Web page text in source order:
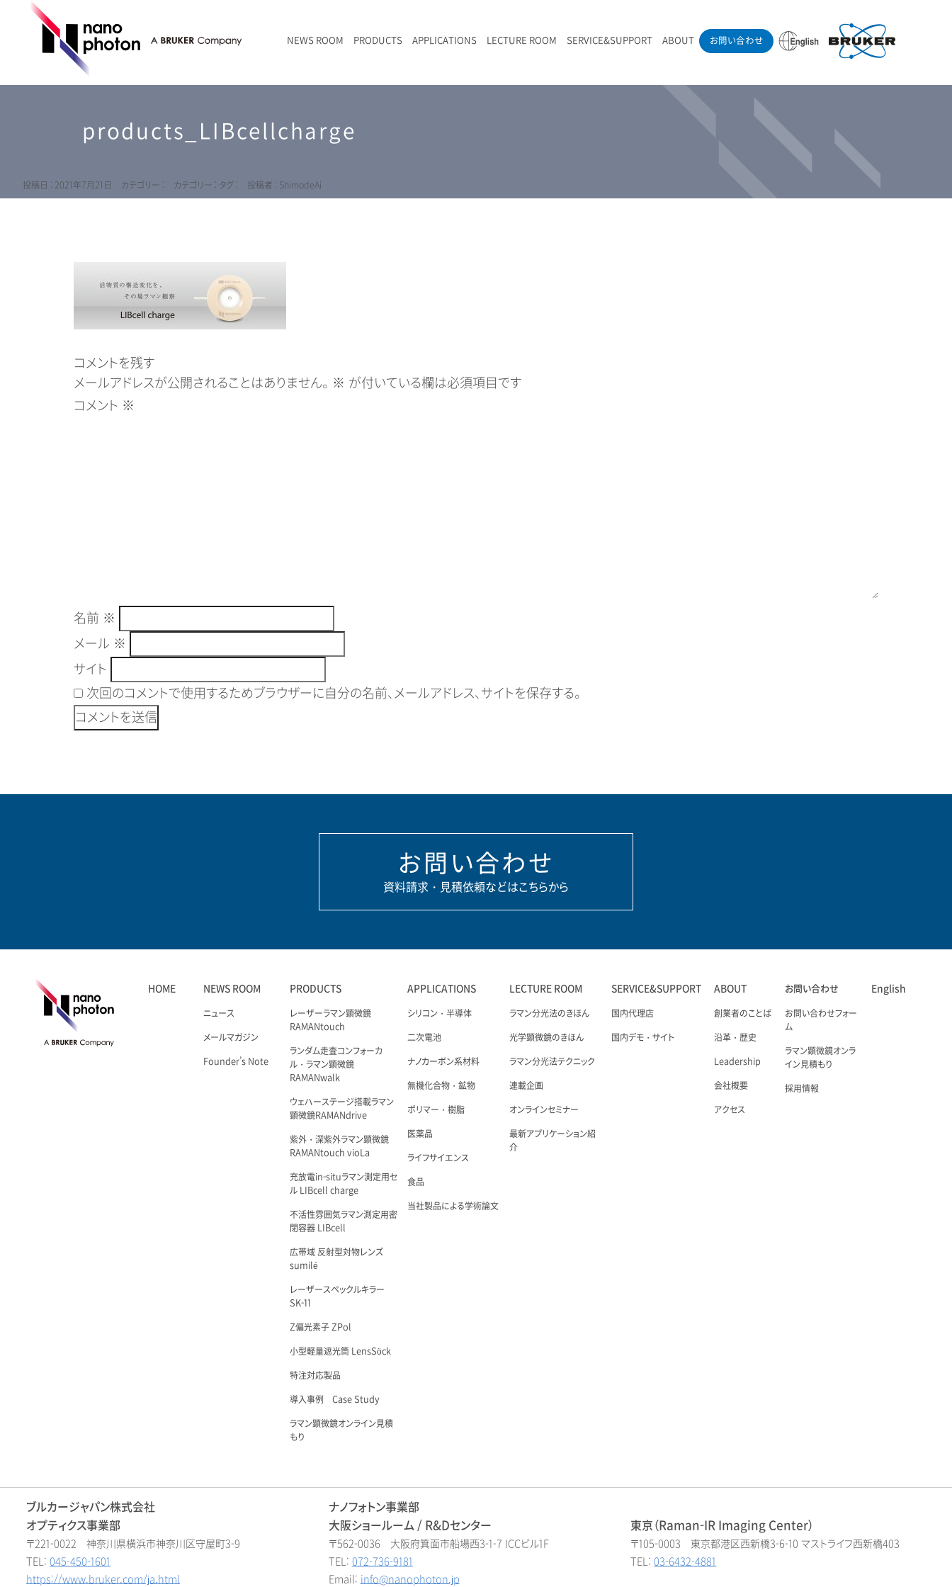
NEWS ROOM PRODUCTS
RAMANdrive | ウェハーステージ搭載ラマン顕微鏡
RAMANtouch vioLa | 紫外・深紫外ラマン顕微鏡
LIBcell charge | 充放電in-situラマン測定用セル
LIBcell | 不活性雰囲気ラマン測定用密閉容器
sumilé | 広帯域 反射型対物レンズ
SK-11 | レーザースペックルキラー
RAMAN顕微鏡オンライン見積もり
APPLICATIONS
無機化合物・鉱物
ポリマー（高分子）・樹脂
ライフサイエンス
食品
LECTURE ROOM
オンラインセミナー
SERVICE&SUPPORT ABOUT
アクセス
お問い合わせ
products_LIBcellcharge
投稿日 : 2021年7月21日 カテゴリー : カテゴリー : タグ : 投稿者 : ShimodeAi
コメントを残す
メールアドレスが公開されることはありません。 ※ が付いている欄は必須項目です
コメント ※
名前 ※
メール ※
サイト
次回のコメントで使用するためブラウザーに自分の名前、メールアドレス、サイトを保存する。
お問い合わせ
資料請求・見積依頼などはこちらから
HOME NEWS ROOM
ニュース
メールマガジン
Founder’s Note
PRODUCTS
レーザーラマン顕微鏡
RAMANtouch
ランダム走査コンフォーカ
ル・ラマン顕微鏡
RAMANwalk
ウェハーステージ搭載ラマン
顕微鏡RAMANdrive
紫外・深紫外ラマン顕微鏡
RAMANtouch vioLa
充放電in-situラマン測定用セ
ル LIBcell charge
不活性雰囲気ラマン測定用密
閉容器 LIBcell
広帯域 反射型対物レンズ
sumilé
レーザースペックルキラー
SK-11
Z偏光素子 ZPol
小型軽量遮光筒 LensSöck
特注対応製品
導入事例 Case Study
ラマン顕微鏡オンライン見積
もり
APPLICATIONS
シリコン・半導体
二次電池
ナノカーボン系材料
無機化合物・鉱物
ポリマー・樹脂
医薬品
ライフサイエンス
食品
当社製品による学術論文
LECTURE ROOM
ラマン分光法のきほん
光学顕微鏡のきほん
ラマン分光法テクニック
連載企画
オンラインセミナー
最新アプリケーション紹
介
SERVICE&SUPPORT
国内代理店
国内デモ・サイト
ABOUT
創業者のことば
沿革・歴史
Leadership
会社概要
アクセス
お問い合わせ
お問い合わせフォー
ム
ラマン顕微鏡オンラ
イン見積もり
採用情報
English
ブルカージャパン株式会社
オプティクス事業部
〒221-0022 神奈川県横浜市神奈川区守屋町3-9
TEL: 045-450-1601
https://www.bruker.com/ja.html
ナノフォトン事業部
大阪ショールーム / R&Dセンター
〒562-0036 大阪府箕面市船場西3-1-7 ICCビル1F
TEL: 072-736-9181
Email: info@nanophoton.jp
東京（Raman-IR Imaging Center）
〒105-0003 東京都港区西新橋3-6-10 マストライフ西新橋403
TEL:03-6432-4881